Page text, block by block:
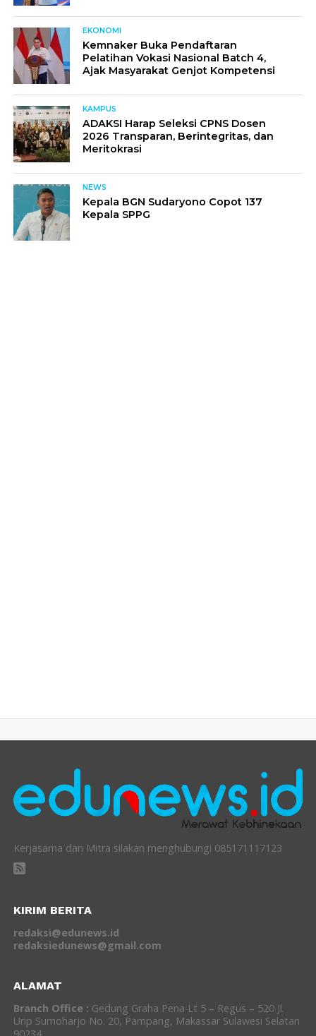
EKONOMI
Kemnaker Buka Pendaftaran
Pelatihan Vokasi Nasional Batch 4,
Ajak Masyarakat Genjot Kompetensi
KAMPUS
ADAKSI Harap Seleksi CPNS Dosen
2026 Transparan, Berintegritas, dan
Meritokrasi
NEWS
Kepala BGN Sudaryono Copot 137
Kepala SPPG
Kerjasama dan Mitra silakan menghubungi 085171117123
KIRIM BERITA
redaksi@edunews.id
redaksiedunews@gmail.com
ALAMAT
Branch Office : Gedung Graha Pena Lt 5 – Regus – 520 Jl.
Urip Sumoharjo No. 20, Pampang, Makassar Sulawesi Selatan
90234